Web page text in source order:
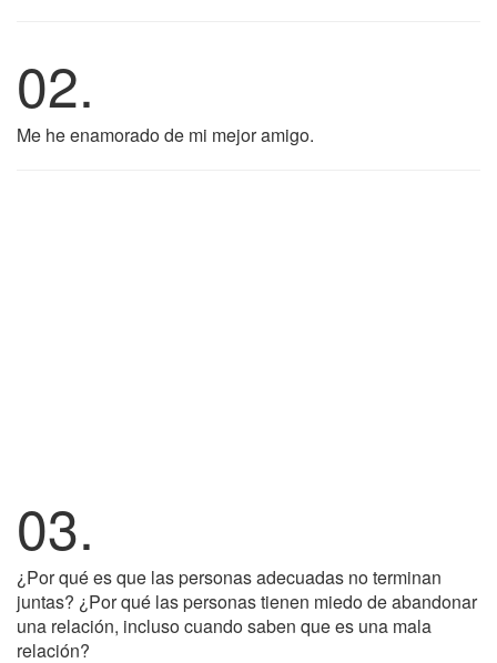
02.
Me he enamorado de mi mejor amigo.
03.
¿Por qué es que las personas adecuadas no terminan
juntas? ¿Por qué las personas tienen miedo de abandonar
una relación, incluso cuando saben que es una mala
relación?